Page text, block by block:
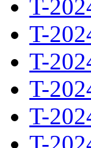
T-
T-
T-
T-
T-